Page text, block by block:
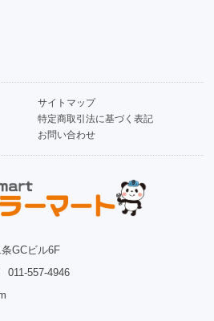
サイトマップ
特定商取引法に基づく表記
お問い合わせ
GCビル6F
557-4946